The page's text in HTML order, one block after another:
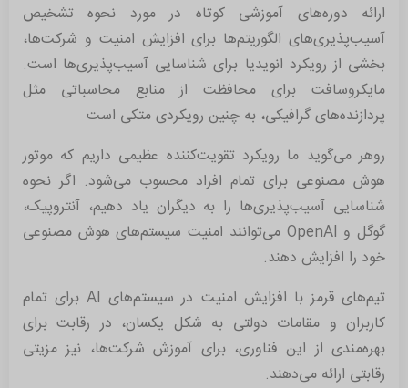
ارائه دوره‌های آموزشی کوتاه در مورد نحوه تشخیص
آسیب‌پذیری‌های الگوریتم‌ها برای افزایش امنیت و شرکت‌ها،
بخشی از رویکرد انویدیا برای شناسایی آسیب‌پذیری‌ها است.
مایکروسافت برای محافظت از منابع محاسباتی مثل
پردازنده‌های گرافیکی، به چنین رویکردی متکی است
روهر می‌گوید ما رویکرد تقویت‌کننده عظیمی داریم که موتور
هوش مصنوعی برای تمام افراد محسوب می‌شود. اگر نحوه
شناسایی آسیب‌پذیری‌ها را به دیگران یاد دهیم، آنتروپیک،
گوگل و OpenAI می‌توانند امنیت سیستم‌های هوش مصنوعی
خود را افزایش دهند.
تیم‌های قرمز با افزایش امنیت در سیستم‌های AI برای تمام
کاربران و مقامات دولتی به شکل یکسان، در رقابت برای
بهره‌مندی از این فناوری، برای آموزش شرکت‌ها، نیز مزیتی
رقابتی ارائه می‌دهند.